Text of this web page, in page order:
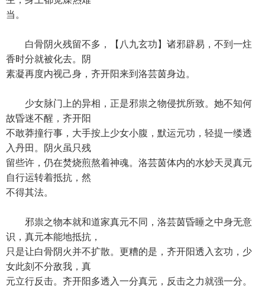
当。
白骨阴火残留不多，【八九玄功】诸邪辟易，不到一炷
香时分就被化去。阴
素凝再度内视己身，齐开阳来到洛芸茵身边。
少女脉门上的异相，正是邪祟之物侵扰所致。她不知何
故昏迷不醒，齐开阳
不敢莽撞行事，大手按上少女小腹，默运元功，轻提一缕透
入丹田。阴火虽只残
留些许，仍在焚烧煎熬着神魂。洛芸茵体内的水妙天灵真元
自行运转着抵抗，然
不得其法。
邪祟之物本就和道家真元不同，洛芸茵昏睡之中身无意
识，真元本能地抵抗，
只是让白骨阴火并不扩散。更糟的是，齐开阳透入玄功，少
女此刻不分敌我，真
元立行反击。齐开阳多透入一分真元，反击之力就强一分。